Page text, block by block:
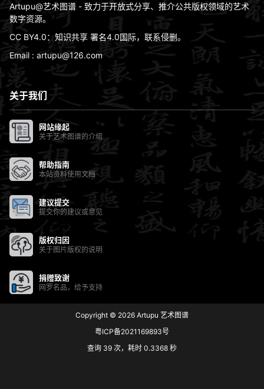
Artupu@艺术图谱 - 致力于开放式分享、推介公共版权领域的艺术
数字资源。
CC BY4.0：知识共享 署名4.0国际，联系侵删。
Email : artupu@126.com
关于我们
网站缘起
关于艺术图谱的介绍
帮助指南
本站资料使用文档
建议提交
提交你的建议或意见
版权归因
关于图片版权的说明
捐赠致谢
网罗名品，给予支持
Copyright © 2026 Artupu 艺术图谱
粤ICP备2021169893号
查询 39 次，耗时 0.3368 秒